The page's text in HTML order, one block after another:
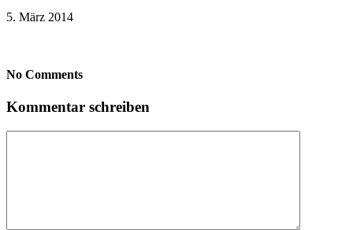
5. März 2014
No Comments
Kommentar schreiben